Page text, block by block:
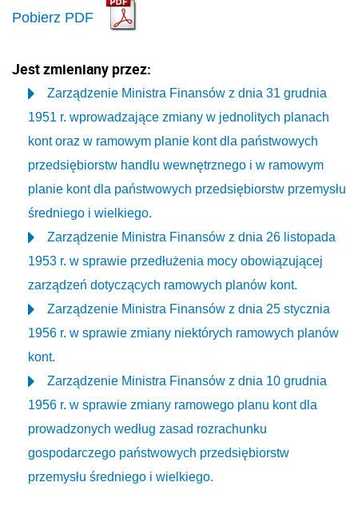
Pobierz PDF
Jest zmieniany przez:
Zarządzenie Ministra Finansów z dnia 31 grudnia
1951 r. wprowadzające zmiany w jednolitych planach
kont oraz w ramowym planie kont dla państwowych
przedsiębiorstw handlu wewnętrznego i w ramowym
planie kont dla państwowych przedsiębiorstw przemysłu
średniego i wielkiego.
Zarządzenie Ministra Finansów z dnia 26 listopada
1953 r. w sprawie przedłużenia mocy obowiązującej
zarządzeń dotyczących ramowych planów kont.
Zarządzenie Ministra Finansów z dnia 25 stycznia
1956 r. w sprawie zmiany niektórych ramowych planów
kont.
Zarządzenie Ministra Finansów z dnia 10 grudnia
1956 r. w sprawie zmiany ramowego planu kont dla
prowadzonych według zasad rozrachunku
gospodarczego państwowych przedsiębiorstw
przemysłu średniego i wielkiego.